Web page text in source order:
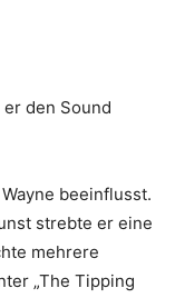
den Sound
beeinflusst.
strebte er eine
mehrere
„The Tipping